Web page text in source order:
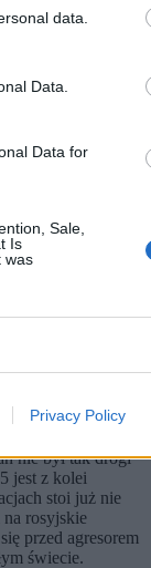
data.
Data.
Data for
Sale,
Is
was
Privacy Policy
nie był tak drogi”
jest z kolei
stoi już nie
rosyjskie
przed agresorem
świecie.